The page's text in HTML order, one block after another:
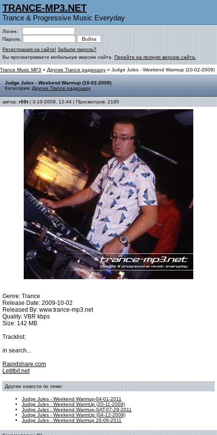
TRANCE-MP3.NET
Trance & Progressive Music Everyday
Логин:
Пароль:
Регистрация на сайте! Забыли пароль?
Вы просматриваете мобильную версию сайта. Перейти на полную версию сайта.
Trance Music MP3 » Другие Trance радиошоу » Judge Jules - Weekend Warmup (10-02-2009)
Judge Jules - Weekend Warmup (10-02-2009)
Категория: Другие Trance радиошоу
автор: r00t| 3-10-2009, 12:44 | Просмотров: 2185
Genre: Trance
Release Date: 2009-10-02
Released By: www.trance-mp3.net
Quality: VBR kbps
Size: 142 MB
Tracklist:
in search...
Rapidshare.com
Letitbit.net
Другие новости по теме:
Judge Jules - Weekend Warmup-04-01-2011
Judge Jules - Weekend WarmUp (20-11-2009)
Judge Jules - Weekend Warmup-SAT-07-29-2011
Judge Jules - Weekend WarmUp (04-12-2009)
Judge Jules - Weekend Warmup 26-08-2011